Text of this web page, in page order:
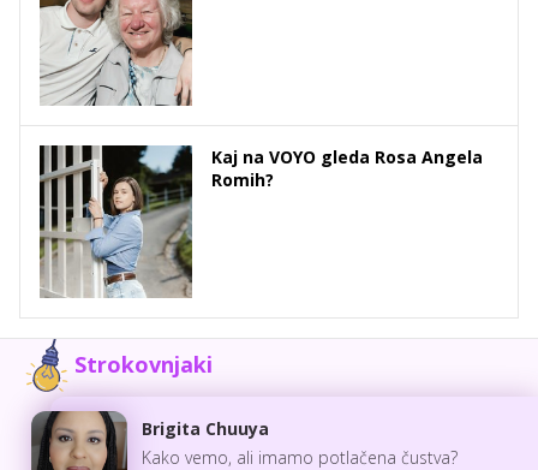
Kaj na VOYO gleda Rosa Angela
Romih?
Strokovnjaki
Brigita Chuuya
Kako vemo, ali imamo potlačena čustva?